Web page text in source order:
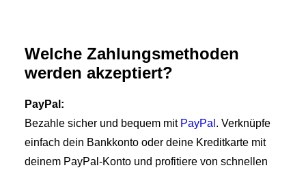
Welche Zahlungsmethoden
werden akzeptiert?
PayPal:
Bezahle sicher und bequem mit PayPal . Verknüpfe
einfach dein Bankkonto oder deine Kreditkarte mit
deinem PayPal-Konto und profitiere von schnellen